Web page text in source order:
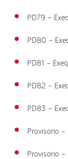
PD79 –
PD80 –
PD81 –
PD82 –
PD83 –
Provisorio –
Provisorio –